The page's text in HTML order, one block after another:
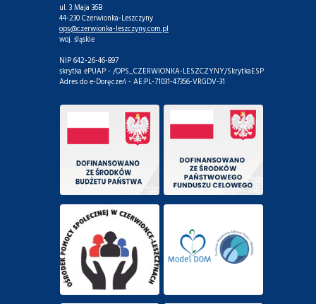
ul. 3 Maja 36B
44-230 Czerwionka-Leszczyny
ops@czerwionka-leszczyny.com.pl
woj. śląskie
NIP 642-26-46-897
skrytka ePUAP - /OPS_CZERWIONKA-LESZCZYNY/SkrytkaESP
Adres do e-Doręczeń - AE:PL-71031-47356-VRGDV-31